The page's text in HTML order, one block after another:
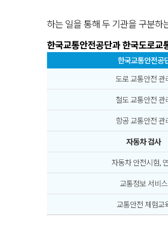
하는 일을 통해 두 기관을 구분하
한국교통안전공단과 한국도로교
한국교통안전공
도로 교통안전 관
철도 교통안전 관
항공 교통안전 관
자동차 검사
자동차 안전시험,
교통정보 서비스
교통안전 체험교